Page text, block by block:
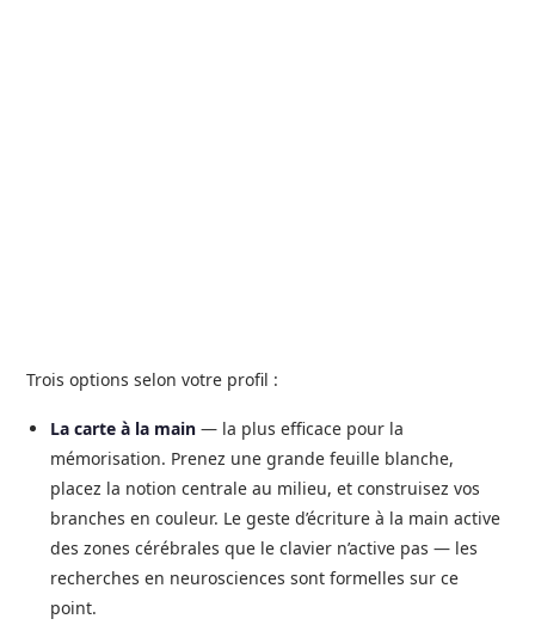
Trois options selon votre profil :
La carte à la main — la plus efficace pour la
mémorisation. Prenez une grande feuille blanche,
placez la notion centrale au milieu, et construisez vos
branches en couleur. Le geste d’écriture à la main active
des zones cérébrales que le clavier n’active pas — les
recherches en neurosciences sont formelles sur ce
point.